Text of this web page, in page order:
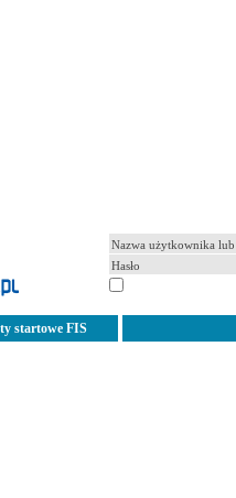
startowe FIS